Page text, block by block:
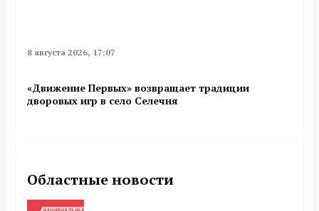
8 августа 2026, 17:07
«Движение Первых» возвращает традиции
дворовых игр в село Селечня
Областные новости